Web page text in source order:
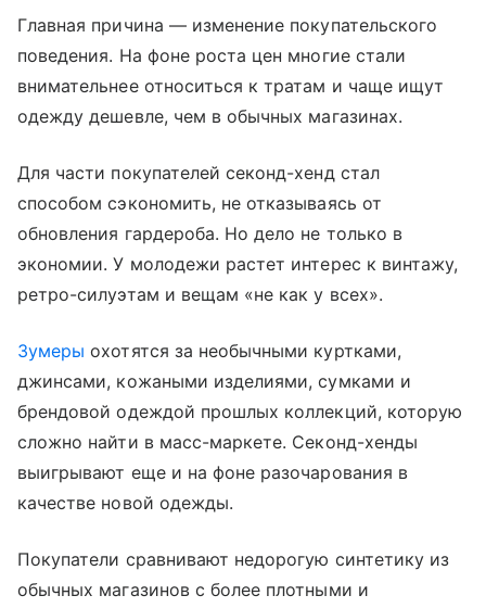
Главная причина — изменение покупательского
поведения. На фоне роста цен многие стали
внимательнее относиться к тратам и чаще ищут
одежду дешевле, чем в обычных магазинах.
Для части покупателей секонд-хенд стал
способом сэкономить, не отказываясь от
обновления гардероба. Но дело не только в
экономии. У молодежи растет интерес к винтажу,
ретро-силуэтам и вещам «не как у всех».
Зумеры охотятся за необычными куртками,
джинсами, кожаными изделиями, сумками и
брендовой одеждой прошлых коллекций, которую
сложно найти в масс-маркете. Секонд-хенды
выигрывают еще и на фоне разочарования в
качестве новой одежды.
Покупатели сравнивают недорогую синтетику из
обычных магазинов с более плотными и